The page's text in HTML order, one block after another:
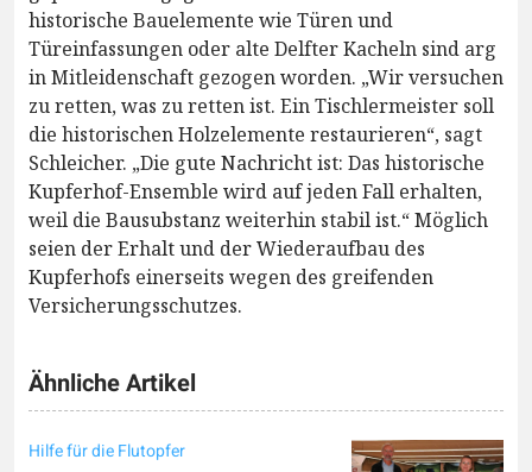
historische Bauelemente wie Türen und
Türeinfassungen oder alte Delfter Kacheln sind arg
in Mitleidenschaft gezogen worden. „Wir versuchen
zu retten, was zu retten ist. Ein Tischlermeister soll
die historischen Holzelemente restaurieren“, sagt
Schleicher. „Die gute Nachricht ist: Das historische
Kupferhof-Ensemble wird auf jeden Fall erhalten,
weil die Bausubstanz weiterhin stabil ist.“ Möglich
seien der Erhalt und der Wiederaufbau des
Kupferhofs einerseits wegen des greifenden
Versicherungsschutzes.
Ähnliche Artikel
Hilfe für die Flutopfer